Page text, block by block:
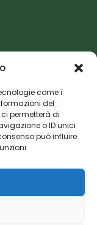
come i
del
permetterà di
o ID unici
può influire